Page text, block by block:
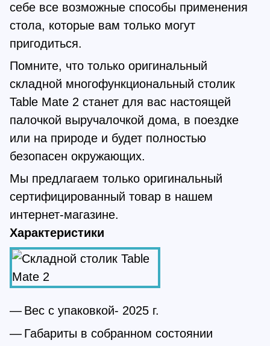
себе все возможные способы применения
стола, которые вам только могут
пригодиться.
Помните, что только оригинальный
складной многофункциональный столик
Table Mate 2 станет для вас настоящей
палочкой выручалочкой дома, в поездке
или на природе и будет полностью
безопасен окружающих.
Мы предлагаем только оригинальный
сертифицированный товар в нашем
интернет-магазине.
Характеристики
Вес с упаковкой- 2025 г.
Габариты в собранном состоянии